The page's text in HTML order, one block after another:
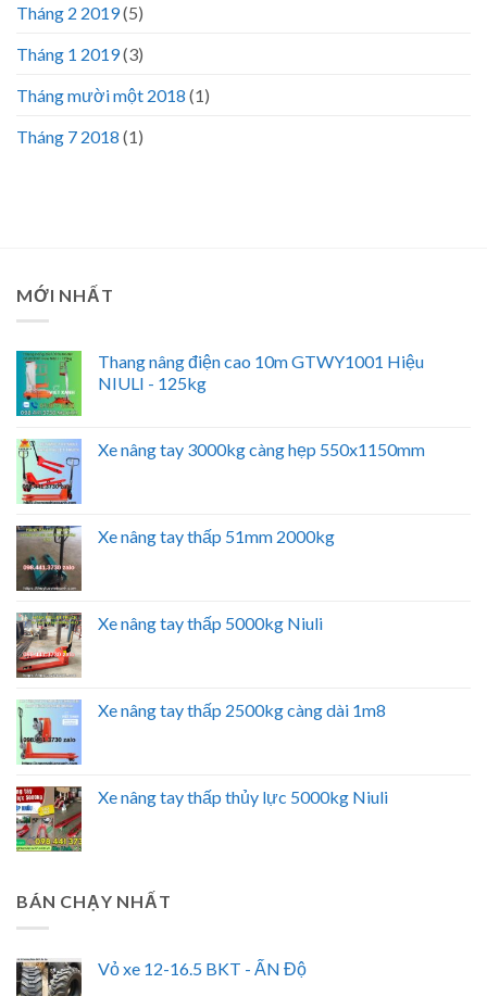
Tháng 2 2019(5)
Tháng 1 2019(3)
Tháng mười một 2018 (1)
Tháng 7 2018 (1)
MỚI NHẤT
Thang nâng điện cao 10m GTWY1001 Hiệu
NIULI - 125kg
Xe nâng tay 3000kg càng hẹp 550x1150mm
Xe nâng tay thấp 51mm 2000kg
Xe nâng tay thấp 5000kg Niuli
Xe nâng tay thấp 2500kg càng dài 1m8
Xe nâng tay thấp thủy lực 5000kg Niuli
BÁN CHẠY NHẤT
Vỏ xe 12-16.5 BKT - ẤN Độ